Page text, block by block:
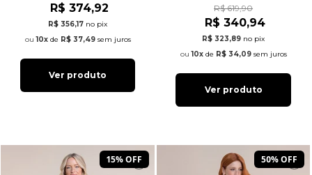
R$ 374,92
R$ 356,17 no pix
10xde R$ 37,49sem juros
Ver produto
R$ 619,90
R$ 340,94
R$ 323,89 no pix
10xde R$ 34,09sem juros
Ver produto
15% OFF 50% OFF